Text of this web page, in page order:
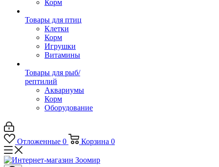
Корм
Товары для птиц
Клетки
Корм
Игрушки
Витамины
Товары для рыб/
рептилий
Аквариумы
Корм
Оборудование
Отложенные 0 Корзина 0